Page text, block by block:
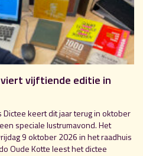
vijftiende editie in
keert dit jaar terug in oktober
speciale lustrumavond. Het
9 oktober 2026 in het raadhuis
Oude Kotte leest het dictee